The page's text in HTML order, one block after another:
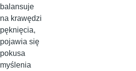
balansuje
na krawędzi
pęknięcia,
pojawia się
pokusa
myślenia